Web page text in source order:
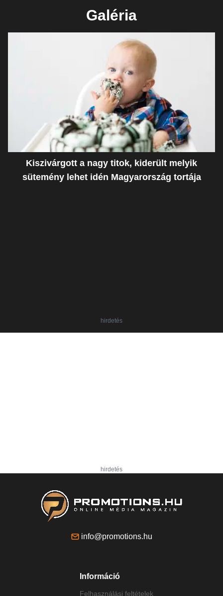
Galéria
Kiszivárgott a nagy titok, kiderült melyik
sütemény lehet idén Magyarország tortája
hirdetés
hirdetés
info@promotions.hu
Információ
Felhasználási feltételek